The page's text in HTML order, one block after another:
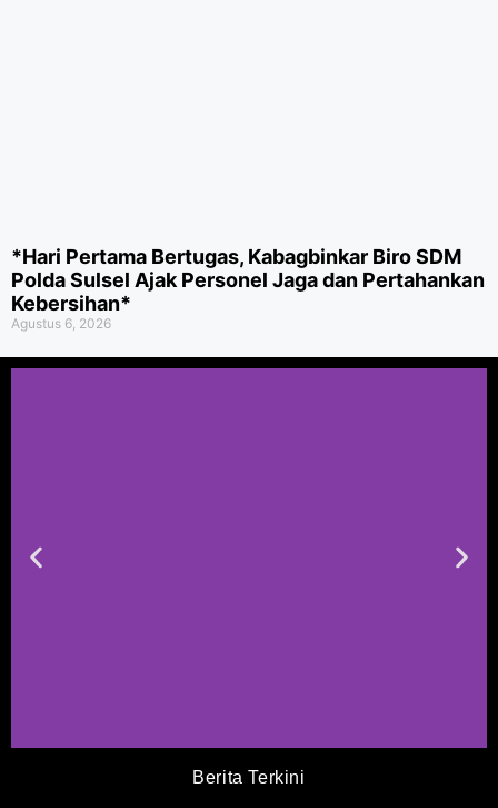
*Hari Pertama Bertugas, Kabagbinkar Biro SDM
Polda Sulsel Ajak Personel Jaga dan Pertahankan
Kebersihan*
Agustus 6, 2026
Berita Terkini